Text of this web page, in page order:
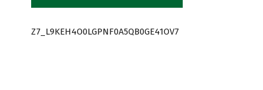
Z7_L9KEH4O0LGPNF0A5QB0GE41OV7